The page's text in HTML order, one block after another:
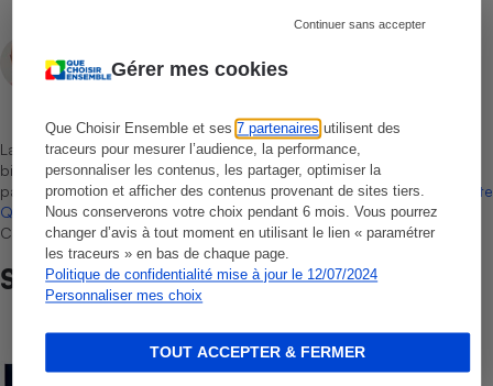
Gérer mes cookies
Que Choisir Ensemble et ses7 partenaires utilisent des
traceurs pour mesurer l’audience, la performance,
personnaliser les contenus, les partager, optimiser la
promotion et afficher des contenus provenant de sites tiers.
Nous conserverons votre choix pendant 6 mois. Vous pourrez
changer d’avis à tout moment en utilisant le lien « paramétrer
les traceurs » en bas de chaque page.
Politique de confidentialité mise à jour le 12/07/2024
Personnaliser mes choix
Continuer sans accepter
TOUT ACCEPTER & FERMER
Rédacteur technique
La sélection de produits ou services est représentative du marché,
bien que non-exhaustive. À l’exception des autorisations données
par Bureau Veritas Certification conformément aux règles de
La Note
Que Choisir, il n’existe aucune relation contractuelle entre Que
Choisir Ensemble et les professionnels référencés.
Sur le même sujet
COMMENT NOUS TESTONS
Téléviseurs - Le protocole